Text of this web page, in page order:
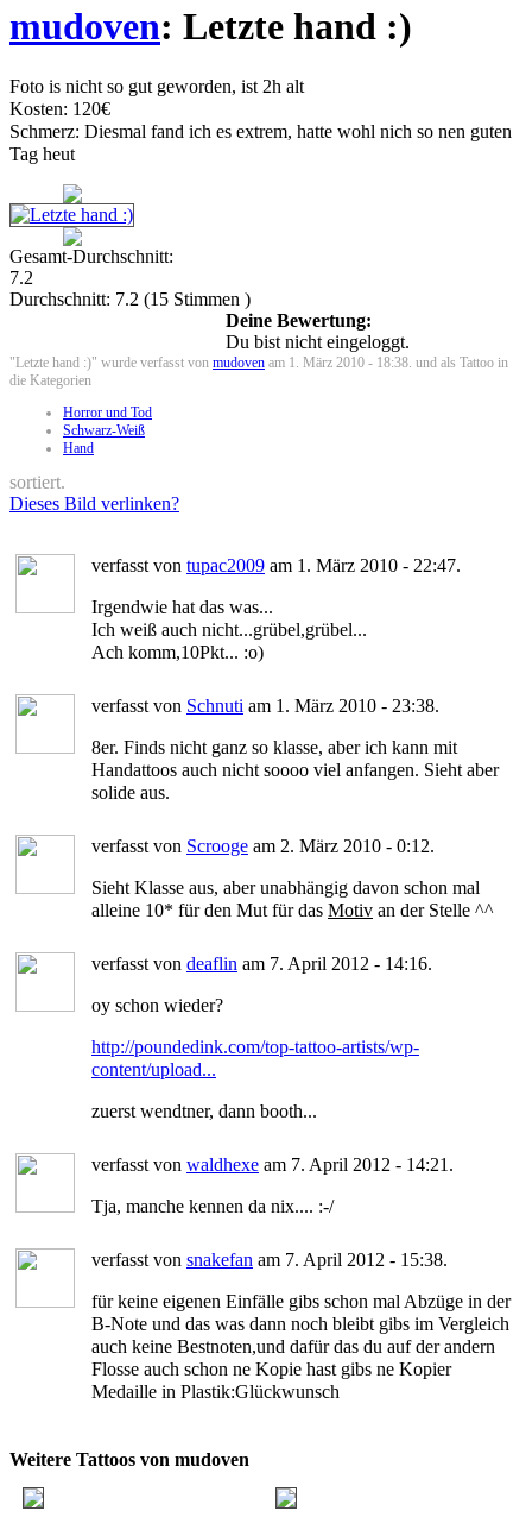
mudoven: Letzte hand :)
Foto is nicht so gut geworden, ist 2h alt
Kosten: 120€
Schmerz: Diesmal fand ich es extrem, hatte wohl nich so nen guten
Tag heut
Gesamt-Durchschnitt:
7.2
Durchschnitt: 7.2 (15 Stimmen )
Deine Bewertung:
Du bist nicht eingeloggt.
"Letzte hand :)" wurde verfasst von mudoven am 1. März 2010 - 18:38. und als Tattoo in
die Kategorien
Horror und Tod
Schwarz-Weiß
Hand
sortiert.
Dieses Bild verlinken?
verfasst von tupac2009 am 1. März 2010 - 22:47.
Irgendwie hat das was...
Ich weiß auch nicht...grübel,grübel...
Ach komm,10Pkt... :o)
verfasst von Schnuti am 1. März 2010 - 23:38.
8er. Finds nicht ganz so klasse, aber ich kann mit
Handattoos auch nicht soooo viel anfangen. Sieht aber
solide aus.
verfasst von Scrooge am 2. März 2010 - 0:12.
Sieht Klasse aus, aber unabhängig davon schon mal
alleine 10* für den Mut für das Motiv an der Stelle ^^
verfasst von deaflin am 7. April 2012 - 14:16.
oy schon wieder?
http://poundedink.com/top-tattoo-artists/wp-
content/upload...
zuerst wendtner, dann booth...
verfasst von waldhexe am 7. April 2012 - 14:21.
Tja, manche kennen da nix.... :-/
verfasst von snakefan am 7. April 2012 - 15:38.
für keine eigenen Einfälle gibs schon mal Abzüge in der
B-Note und das was dann noch bleibt gibs im Vergleich
auch keine Bestnoten,und dafür das du auf der andern
Flosse auch schon ne Kopie hast gibs ne Kopier
Medaille in Plastik:Glückwunsch
Weitere Tattoos von mudoven